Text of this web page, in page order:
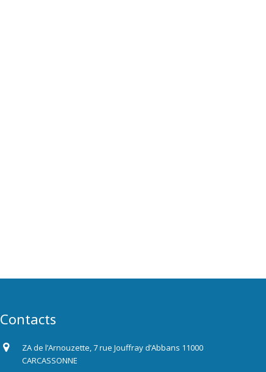
Contacts
ZA de l’Arnouzette, 7 rue Jouffray d’Abbans 11000
CARCASSONNE